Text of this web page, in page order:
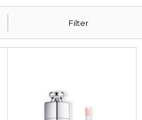
Filter